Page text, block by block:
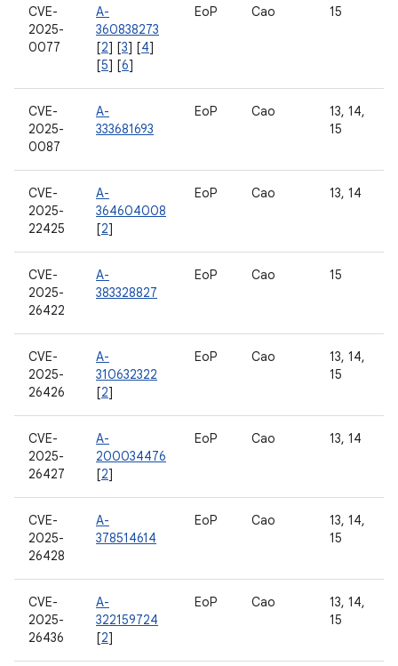
CVE-
2025-
0077
A-
360838273
[2] [3] [4]
[5] [6]
EoP Cao 15
CVE-
2025-
0087
A-
333681693
EoP Cao
13, 14,
15
CVE-
2025-
22425
A-
364604008
[2]
EoP Cao 13, 14
CVE-
2025-
26422
A-
383328827
EoP Cao 15
CVE-
2025-
26426
A-
310632322
[2]
EoP Cao
13, 14,
15
CVE-
2025-
26427
A-
200034476
[2]
EoP Cao 13, 14
CVE-
2025-
26428
A-
378514614
EoP Cao
13, 14,
15
CVE-
2025-
26436
A-
322159724
[2]
EoP Cao
13, 14,
15